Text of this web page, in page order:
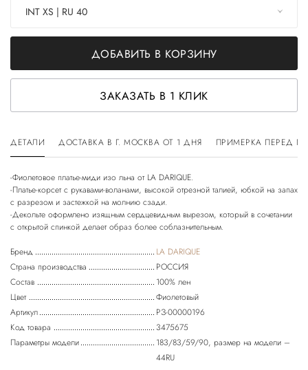
INT XS | RU 40
ДОБАВИТЬ В КОРЗИНУ
ЗАКАЗАТЬ В 1 КЛИК
ДЕТАЛИ ДОСТАВКА В Г. МОСКВА ОТ 1 ДНЯ ПРИМЕРКА ПЕРЕД
-Фиолетовое платье-миди изо льна от LA DARIQUE.
-Платье-корсет с рукавами-воланами, высокой отрезной талией, юбкой на запах
с разрезом и застежкой на молнию сзади.
-Декольте оформлено изящным сердцевидным вырезом, который в сочетании
Бренд
LA DARIQUE
Страна производства
РОССИЯ
Состав
100% лен
Цвет
Фиолетовый
Артикул
РЗ-00000196
Код товара
3475675
Параметры модели
183/83/59/90, размер на модели –
44RU